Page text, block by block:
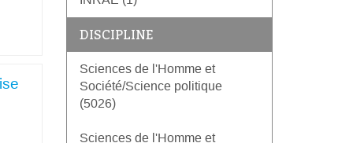
DISCIPLINE
Sciences de l'Homme et
Société/Science politique
(5026)
Sciences de l'Homme et